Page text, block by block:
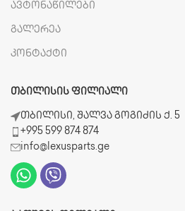
ავტონაწილები
გალერეა
კონტაქტი
ᲗᲑᲘᲚᲘᲡᲘᲡ ᲤᲘᲚᲘᲐᲚᲘ
თბილისი, შალვა გოგიძის ქ. 5
+995 599 874 874
info@lexusparts.ge